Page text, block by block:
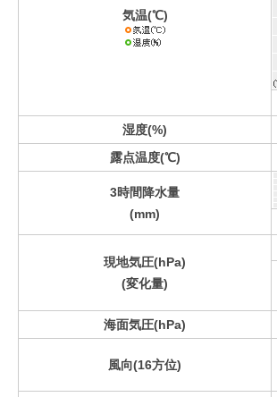
気温(℃)
湿度(%)
露点温度(℃)
3時間降水量
(mm)
現地気圧(hPa)
(変化量)
海面気圧(hPa)
風向(16方位)